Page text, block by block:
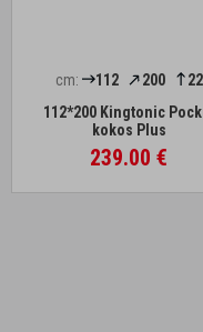
cm: 112 200
22
112*200 Kingtonic
kokos Plus
239.00 €